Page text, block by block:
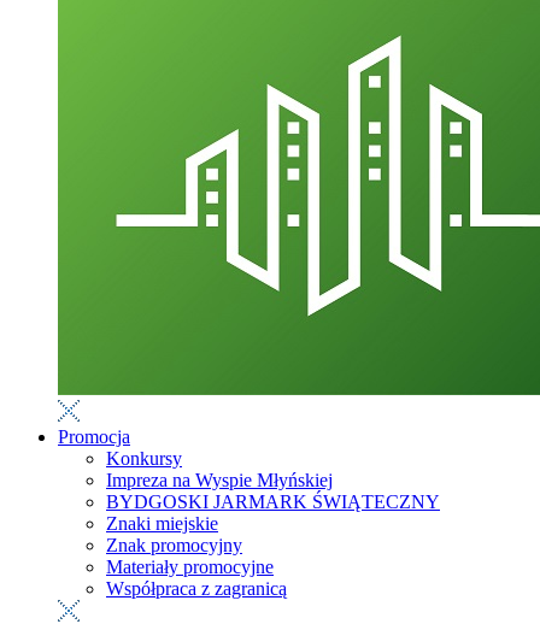
Promocja
Konkursy
Impreza na Wyspie Młyńskiej
BYDGOSKI JARMARK ŚWIĄTECZNY
Znaki miejskie
Znak promocyjny
Materiały promocyjne
Współpraca z zagranicą